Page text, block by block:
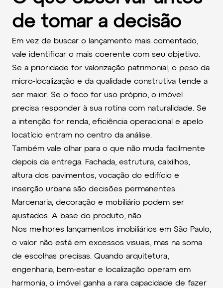
de tomar a decisão
Em vez de buscar o lançamento mais comentado,
vale identificar o mais coerente com seu objetivo.
Se a prioridade for valorização patrimonial, o peso da
micro-localização e da qualidade construtiva tende a
ser maior. Se o foco for uso próprio, o imóvel
precisa responder à sua rotina com naturalidade. Se
a intenção for renda, eficiência operacional e apelo
locatício entram no centro da análise.
Também vale olhar para o que não muda facilmente
depois da entrega. Fachada, estrutura, caixilhos,
altura dos pavimentos, vocação do edifício e
inserção urbana são decisões permanentes.
Marcenaria, decoração e mobiliário podem ser
ajustados. A base do produto, não.
Nos melhores lançamentos imobiliários em São Paulo,
o valor não está em excessos visuais, mas na soma
de escolhas precisas. Quando arquitetura,
engenharia, bem-estar e localização operam em
harmonia, o imóvel ganha a rara capacidade de fazer